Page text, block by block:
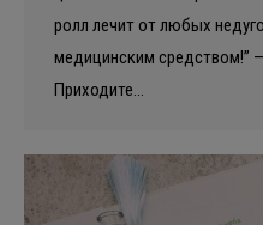
ролл лечит от любых
медицинским средством!”
Приходите…